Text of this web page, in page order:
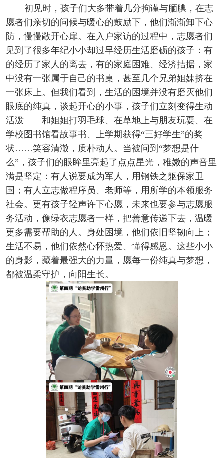
初见时，孩子们大多带着几分拘谨与腼腆，在志
愿者们亲切的问候与暖心的鼓励下，他们渐渐卸下心
防，慢慢敞开心扉。在入户家访的过程中，志愿者们
见到了很多年纪小小却过早经历生活磨砺的孩子：有
的经历了家人的离去，有的家庭困难、经济拮据，家
中没有一张属于自己的书桌，甚至几个兄弟姐妹挤在
一张床上。但我们看到，生活的困境并没有磨灭他们
眼底的纯真，谈起开心的小事，孩子们立刻变得生动
活泼——和姐姐打羽毛球、在草地上与朋友玩耍、在
学校图书馆看故事书、上学期获得“三好学生”的奖
状……笑容清澈，质朴动人。当被问到“梦想是什
么”，孩子们的眼眸里亮起了点点星光，稚嫩的声音里
满是坚定：有人说要成为军人，用钢铁之躯保家卫
国；有人立志做程序员、老师等，用所学的本领服务
社会。更有孩子轻声许下心愿，未来也要参与志愿服
务活动，像绿衣志愿者一样，把善意传递下去，温暖
更多需要帮助的人。身处困境，他们依旧坚韧向上；
生活不易，他们依然心怀热爱、懂得感恩。这些小小
的身影，藏着最强大的力量，愿每一份纯真与梦想，
都被温柔守护，向阳生长。